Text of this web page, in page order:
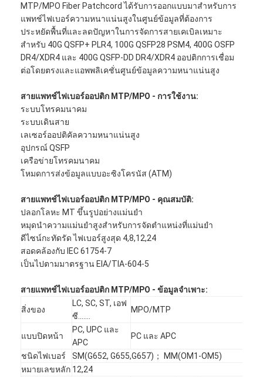
MTP/MPO Fiber Patchcord ได้รับการออกแบบมาสำหรับการ
แพทช์ไฟเบอร์ความหนาแน่นสูงในศูนย์ข้อมูลที่ต้องการ
ประหยัดพื้นที่และลดปัญหาในการจัดการสายเคเบิลเหมาะ
สำหรับ 40G QSFP+ PLR4, 100G QSFP28 PSM4, 400G OSFP
DR4/XDR4 และ 400G QSFP-DD DR4/XDR4 ออปติกการเชื่อม
ต่อโดยตรงและแอพพลิเคชั่นศูนย์ข้อมูลความหนาแน่นสูง
สายแพทช์ไฟเบอร์ออปติก MTP/MPO - การใช้งาน:
ระบบโทรคมนาคม
ระบบเดินสาย
เลเซอร์ออปติคัลความหนาแน่นสูง
อุปกรณ์ QSFP
เครือข่ายโทรคมนาคม
โหมดการส่งข้อมูลแบบอะซิงโครนัส (ATM)
สายแพทช์ไฟเบอร์ออปติก MTP/MPO - คุณสมบัติ:
ปลอกโลหะ MT ขึ้นรูปอย่างแม่นยำ
หมุดนำความแม่นยำสูงสำหรับการจัดตำแหน่งที่แม่นยำ
ดีไซน์กะทัดรัด ไฟเบอร์สูงสุด 4,8,12,24
สอดคล้องกับ IEC 61754-7
เป็นไปตามมาตรฐาน EIA/TIA-604-5
สายแพทช์ไฟเบอร์ออปติก MTP/MPO - ข้อมูลจำเพาะ:
สิ่งของ
LC, SC, ST, เอฟ
ซี.......
MPO/MTP
แบบปิดหน้า
PC, UPC และ
APC
PC และ APC
ชนิดไฟเบอร์
SM(G652, G655,G657)； MM(OM1-OM5)
หมายเลขหลัก 12,24